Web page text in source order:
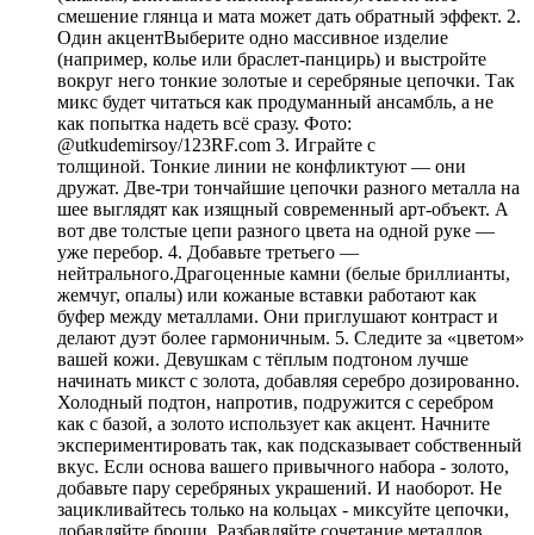
смешение глянца и мата может дать обратный эффект. 2.
Один акцентВыберите одно массивное изделие
(например, колье или браслет-панцирь) и выстройте
вокруг него тонкие золотые и серебряные цепочки. Так
микс будет читаться как продуманный ансамбль, а не
как попытка надеть всё сразу. Фото:
@utkudemirsoy/123RF.com 3. Играйте с
толщиной. Тонкие линии не конфликтуют — они
дружат. Две-три тончайшие цепочки разного металла на
шее выглядят как изящный современный арт-объект. А
вот две толстые цепи разного цвета на одной руке —
уже перебор. 4. Добавьте третьего —
нейтрального.Драгоценные камни (белые бриллианты,
жемчуг, опалы) или кожаные вставки работают как
буфер между металлами. Они приглушают контраст и
делают дуэт более гармоничным. 5. Следите за «цветом»
вашей кожи. Девушкам с тёплым подтоном лучше
начинать микст с золота, добавляя серебро дозированно.
Холодный подтон, напротив, подружится с серебром
как с базой, а золото использует как акцент. Начните
экспериментировать так, как подсказывает собственный
вкус. Если основа вашего привычного набора - золото,
добавьте пару серебряных украшений. И наоборот. Не
зацикливайтесь только на кольцах - миксуйте цепочки,
добавляйте броши. Разбавляйте сочетание металлов